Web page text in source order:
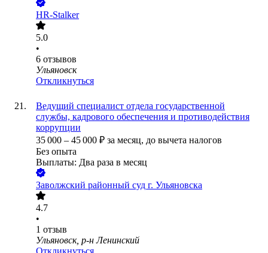
HR-Stalker
5.0
•
6 отзывов
Ульяновск
Откликнуться
Ведущий специалист отдела государственной
службы, кадрового обеспечения и противодействия
коррупции
35 000 – 45 000 ₽ за месяц, до вычета налогов
Без опыта
Выплаты: Два раза в месяц
Заволжский районный суд г. Ульяновска
4.7
•
1 отзыв
Ульяновск, р-н Ленинский